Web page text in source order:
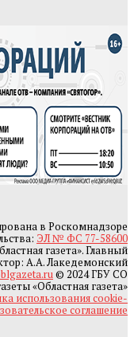
в Роскомнадзоре
ЭЛ № ФС 77-58600
газета». Главный
А.А. Лакедемонский
© 2024 ГБУ СО
«Областная газета»
использования cookie-
соглашение